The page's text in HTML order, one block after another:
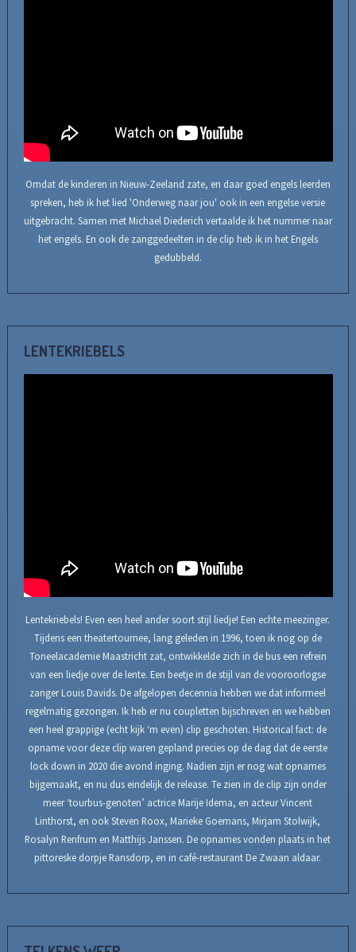
Omdat de kinderen in Nieuw-Zeeland zate, en daar goed engels leerden
spreken, heb ik het lied 'Onderweg naar jou' ook in een engelse versie
uitgebracht. Samen met Michael Diederich vertaalde ik het nummer naar
het engels. En ook de zanggedeelten in de clip heb ik in het Engels
gedubbeld.
LENTEKRIEBELS
Lentekriebels! Even een heel ander soort stijl liedje! Een echte meezinger.
Tijdens een theatertournee, lang geleden in 1996, toen ik nog op de
Toneelacademie Maastricht zat, ontwikkelde zich in de bus een refrein
van een liedje over de lente. Een beetje in de stijl van de vooroorlogse
zanger Louis Davids. De afgelopen decennia hebben we dat informeel
regelmatig gezongen. Ik heb er nu coupletten bijschreven en we hebben
een heel grappige (echt kijk ‘m even) clip geschoten. Historical fact: de
opname voor deze clip waren gepland precies op de dag dat de eerste
lock down in 2020 die avond inging. Nadien zijn er nog wat opnames
bijgemaakt, en nu dus eindelijk de release. Te zien in de clip zijn onder
meer ‘tourbus-genoten’ actrice Marije Idema, en acteur Vincent
Linthorst, en ook Steven Roox, Marieke Goemans, Mirjam Stolwijk,
Rosalyn Renfrum en Matthijs Janssen. De opnames vonden plaats in het
pittoreske dorpje Ransdorp, en in café-restaurant De Zwaan aldaar.